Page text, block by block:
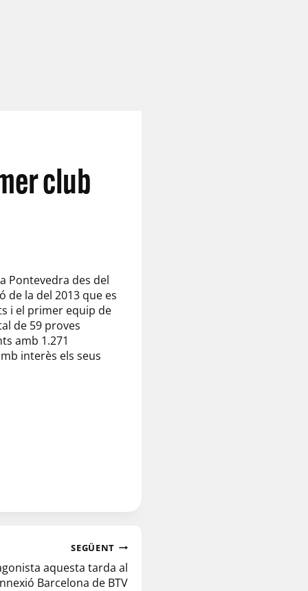
club
Pontevedra des del
de la del 2013 que es
i el primer equip de
de 59 proves
amb 1.271
interès els seus
SEGÜENT
aquesta tarda al
Barcelona de BTV